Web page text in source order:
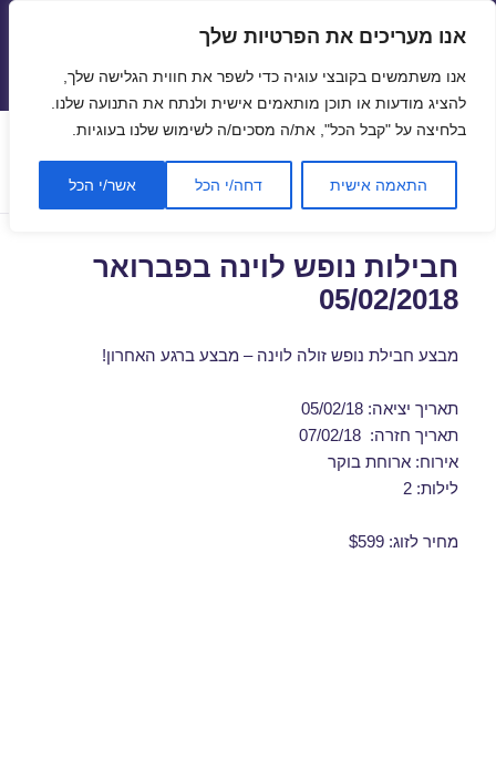
אנו מעריכים את הפרטיות שלך
אנו משתמשים בקובצי עוגיה כדי לשפר את חווית הגלישה שלך,
להציג מודעות או תוכן מותאמים אישית ולנתח את התנועה שלנו.
בלחיצה על "קבל הכל", את/ה מסכים/ה לשימוש שלנו בעוגיות.
התאמה אישית דחה/י הכל אשר/י הכל
תפריטים
ווידג'טים
קטגוריה:נופש בוינה
חבילות נופש לוינה בפברואר
05/02/2018
מבצע חבילת נופש זולה לוינה – מבצע ברגע האחרון!
תאריך יציאה: 05/02/18
תאריך חזרה: 07/02/18
אירוח: ארוחת בוקר
לילות: 2
מחיר לזוג: $599